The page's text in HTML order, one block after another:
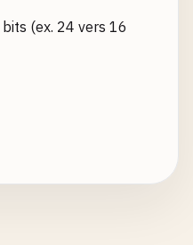
(ex. 24 vers 16